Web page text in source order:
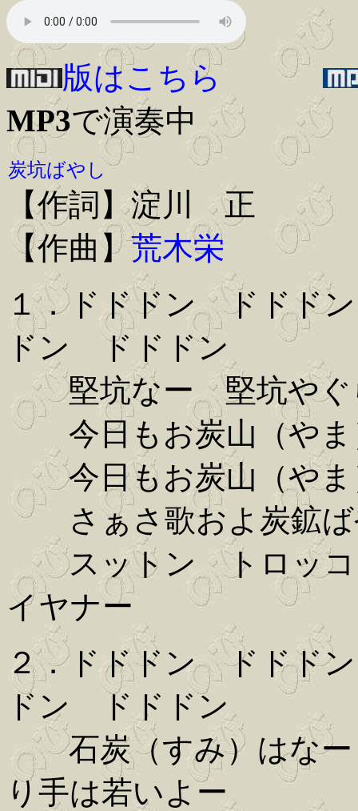
版はこちら
MP3で演奏中
炭坑ばやし
【作詞】淀川 正
【作曲】荒木栄
１．ドドドン ドド
ドン ドドドン
堅坑なー 堅坑やぐ
今日もお炭山（やま
今日もお炭山（やま
さぁさ歌およ炭鉱
スットン トロッコ
イヤナー
２．ドドドン ドド
ドン ドドドン
石炭（すみ）はなー
り手は若いよー